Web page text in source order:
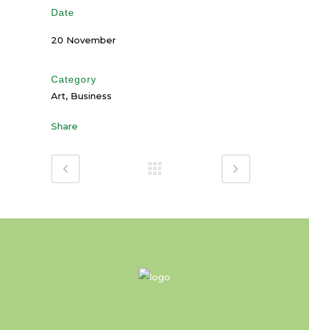
Date
20 November
Category
Art, Business
Share